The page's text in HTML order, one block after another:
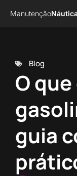
ManutençãoNáutica
Blog
O
guia